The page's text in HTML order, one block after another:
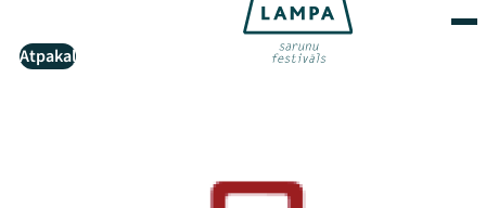
Atpakaļ